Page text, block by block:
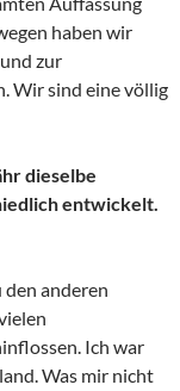
haben wir
zur
Wir sind eine völlig
dieselbe
entwickelt.
anderen
Ich war
Was mir nicht